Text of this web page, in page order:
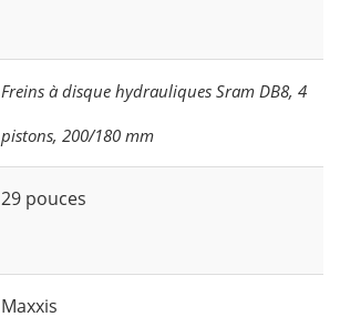
Freins à disque hydrauliques Sram DB8, 4
pistons, 200/180 mm
29 pouces
Maxxis